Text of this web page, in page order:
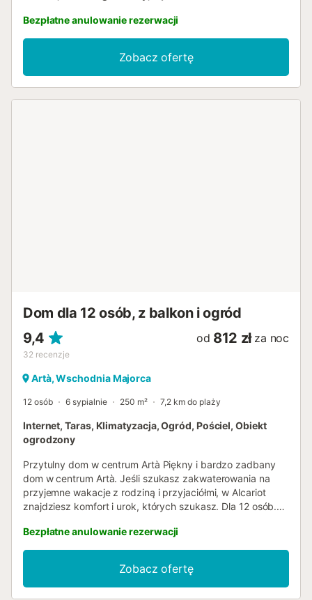
Bezpłatne anulowanie rezerwacji
Zobacz ofertę
Dom dla 12 osób, z balkon i ogród
9,4
32 recenzje
od 812 zł za noc
Artà, Wschodnia Majorca
12 osób 6 sypialnie 250 m² 7,2 km do plaży
Internet, Taras, Klimatyzacja, Ogród, Pościel, Obiekt
ogrodzony
Przytulny dom w centrum Artà Piękny i bardzo zadbany
dom w centrum Artà. Jeśli szukasz zakwaterowania na
przyjemne wakacje z rodziną i przyjaciółmi, w Alcariot
znajdziesz komfort i urok, których szukasz. Dla 12 osób.
połączenie tradycji i nowoczesności na 250 m2 i jest
podzielony na kilka pięter: Na parterze znajduje się salon-
jadalnia oraz kuchnia wyposażona we wszystko, co
potrzebne do przygotowania ulubionych potraw podczas
wakacji. Dodatkowo znajduje się 1 sypialnia z podwójnym
Bezpłatne anulowanie rezerwacji
Zobacz ofertę